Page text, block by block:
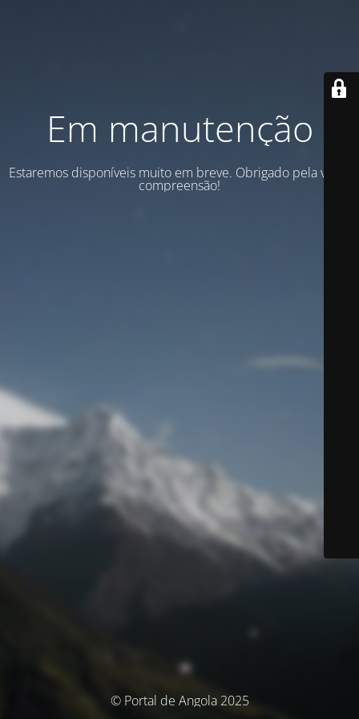
Em manutenção
Estaremos disponíveis muito em breve. Obrigado pela vossa
compreensão!
© Portal de Angola 2025